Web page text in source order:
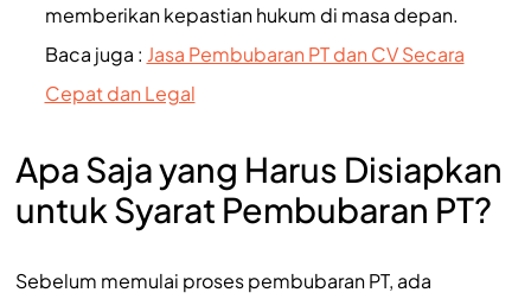
memberikan kepastian hukum di masa depan.
Baca juga : Jasa Pembubaran PT dan CV Secara
Cepat dan Legal
Apa Saja yang Harus Disiapkan
untuk Syarat Pembubaran PT?
Sebelum memulai proses pembubaran PT, ada